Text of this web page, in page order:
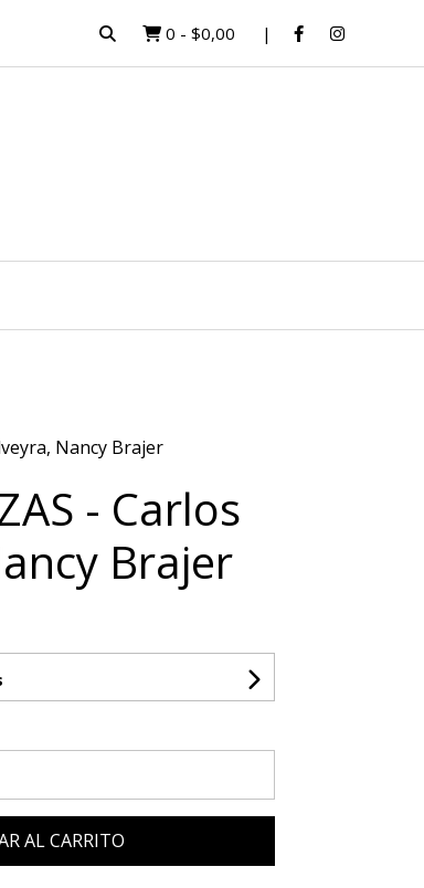
0 - $0,00
Nancy Brajer
- Carlos
Brajer
AL CARRITO